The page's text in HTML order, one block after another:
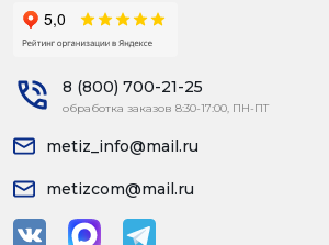
8 (800) 700-21-25
обработка заказов 8:30-17:00, ПН-ПТ
metiz_info@mail.ru
metizcom@mail.ru